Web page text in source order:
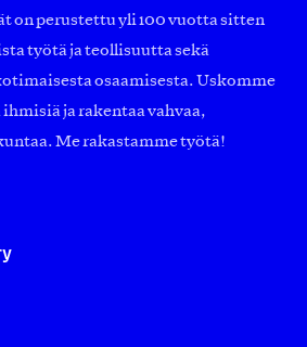
on perustettu yli 100 vuotta sitten
työtä ja teollisuutta sekä
osaamisesta. Uskomme
ja rakentaa vahvaa,
Me rakastamme työtä!